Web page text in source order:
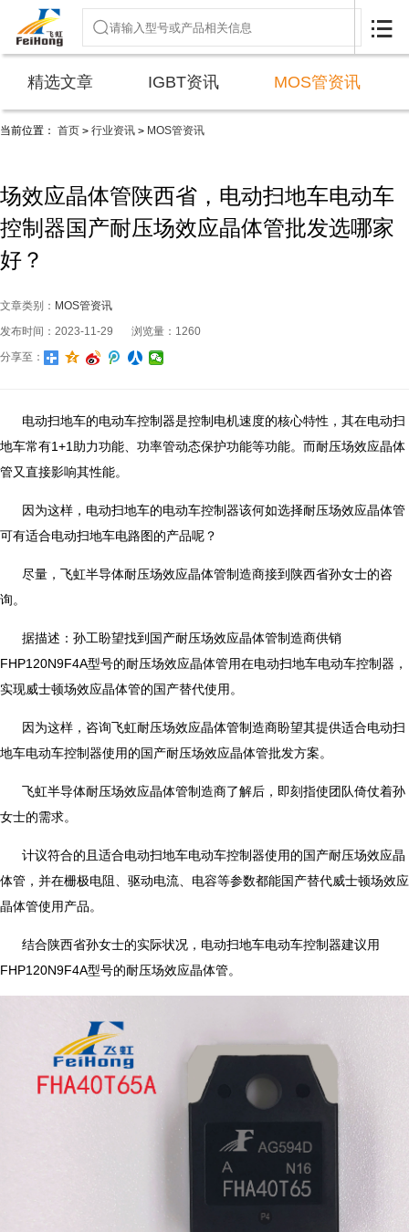

精选文章 IGBT资讯 MOS管资讯
当前位置： 首页 > 行业资讯 > MOS管资讯
场效应晶体管陕西省，电动扫地车电动车
控制器国产耐压场效应晶体管批发选哪家
好？
文章类别： MOS管资讯
发布时间：2023-11-29
浏览量：1260
分享至：
电动扫地车的电动车控制器是控制电机速度的核心特性，其在电动扫
地车常有1+1助力功能、功率管动态保护功能等功能。而耐压场效应晶体
管又直接影响其性能。
因为这样，电动扫地车的电动车控制器该何如选择耐压场效应晶体管
可有适合电动扫地车电路图的产品呢？
尽量，飞虹半导体耐压场效应晶体管制造商接到陕西省孙女士的咨
询。
据描述：孙工盼望找到国产耐压场效应晶体管制造商供销
FHP120N9F4A型号的耐压场效应晶体管用在电动扫地车电动车控制器，
实现威士顿场效应晶体管的国产替代使用。
因为这样，咨询飞虹耐压场效应晶体管制造商盼望其提供适合电动扫
地车电动车控制器使用的国产耐压场效应晶体管批发方案。
飞虹半导体耐压场效应晶体管制造商了解后，即刻指使团队倚仗着孙
女士的需求。
计议符合的且适合电动扫地车电动车控制器使用的国产耐压场效应晶
体管，并在栅极电阻、驱动电流、电容等参数都能国产替代威士顿场效应
晶体管使用产品。
结合陕西省孙女士的实际状况，电动扫地车电动车控制器建议用
FHP120N9F4A型号的耐压场效应晶体管。